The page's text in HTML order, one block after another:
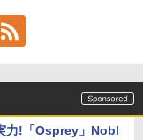
力!「Osprey」Nobl